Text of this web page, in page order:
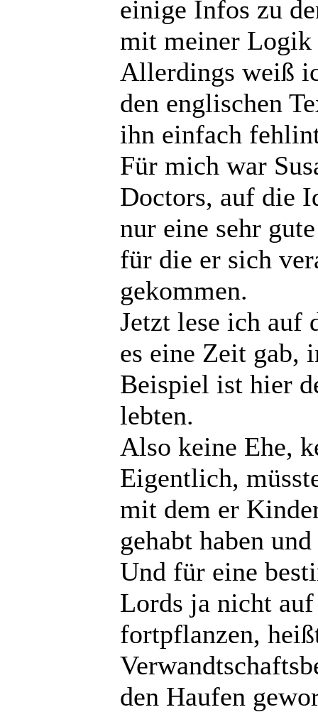
einige Infos zu
mit meiner
Allerdings weiß
den englischen
ihn einfach
Für mich war
Doctors, auf die
nur eine sehr
für die er sich
gekommen.
Jetzt lese ich auf
es eine Zeit gab,
Beispiel ist hier
lebten.
Also keine Ehe,
Eigentlich,
mit dem er
gehabt haben
Und für eine
Lords ja nicht
fortpflanzen,
den Haufen